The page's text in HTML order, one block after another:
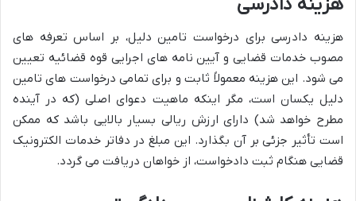
هزینه دادرسی
هزینه دادرسی برای درخواست تامین دلیل، بر اساس تعرفه های
مصوب خدمات قضایی و آیین نامه های اجرایی قوه قضائیه تعیین
می شود. این هزینه معمولاً ثابت و برای تمامی درخواست های تامین
دلیل یکسان است، مگر اینکه ماهیت دعوای اصلی (که در آینده
مطرح خواهد شد) دارای ارزش ریالی بسیار بالایی باشد که ممکن
است تأثیر جزئی بر آن بگذارد. این مبلغ در دفاتر خدمات الکترونیک
قضایی هنگام ثبت دادخواست، از خواهان دریافت می گردد.